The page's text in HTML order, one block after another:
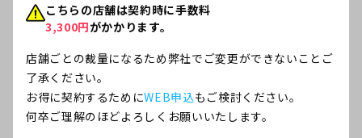
こちらの店舗は契約時に手数料
3,300円がかかります。
店舗ごとの裁量になるため弊社でご変更ができないことご
了承ください。
お得に契約するためにWEB申込もご検討ください。
何卒ご理解のほどよろしくお願いいたします。